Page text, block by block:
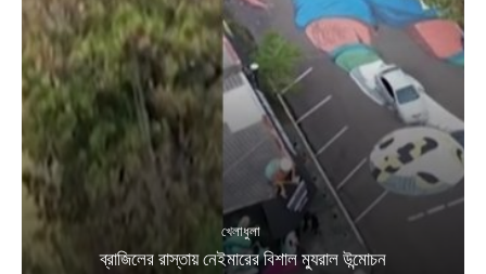
খেলাধুলা
ব্রাজিলের রাস্তায় নেইমারের বিশাল ম্যুরাল উন্মোচন